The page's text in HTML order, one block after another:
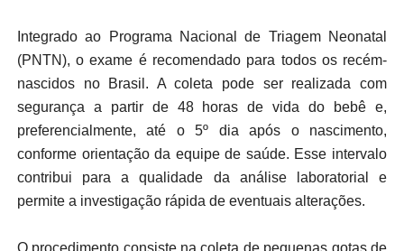
Integrado ao Programa Nacional de Triagem Neonatal
(PNTN), o exame é recomendado para todos os recém-
nascidos no Brasil. A coleta pode ser realizada com
segurança a partir de 48 horas de vida do bebê e,
preferencialmente, até o 5º dia após o nascimento,
conforme orientação da equipe de saúde. Esse intervalo
contribui para a qualidade da análise laboratorial e
permite a investigação rápida de eventuais alterações.
O procedimento consiste na coleta de pequenas gotas de